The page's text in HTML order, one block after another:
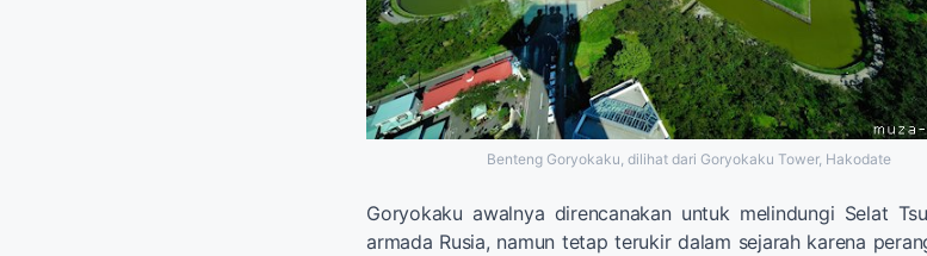
Benteng Goryokaku, dilihat dari Goryokaku Tower, Hakodate
Goryokaku awalnya direncanakan untuk melindungi Selat
armada Rusia, namun tetap terukir dalam sejarah karena